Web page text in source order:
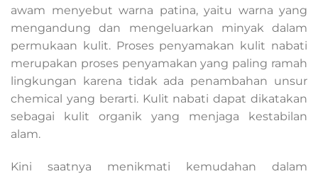
awam menyebut warna patina, yaitu warna yang
mengandung dan mengeluarkan minyak dalam
permukaan kulit. Proses penyamakan kulit nabati
merupakan proses penyamakan yang paling ramah
lingkungan karena tidak ada penambahan unsur
chemical yang berarti. Kulit nabati dapat dikatakan
sebagai kulit organik yang menjaga kestabilan
alam.
Kini saatnya menikmati kemudahan dalam